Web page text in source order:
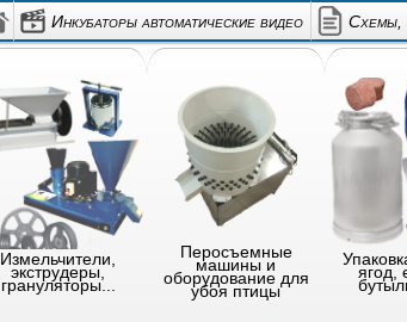
Инкубаторы автоматические видео Схемы,
Измельчители,
экструдеры,
грануляторы...
Перосъемные
машины и
оборудование для
убоя птицы
ягод,